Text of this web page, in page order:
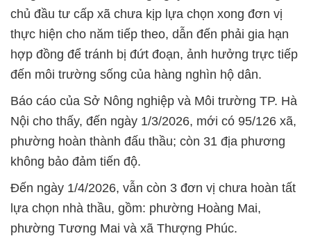
chủ đầu tư cấp xã chưa kịp lựa chọn xong đơn vị
thực hiện cho năm tiếp theo, dẫn đến phải gia hạn
hợp đồng để tránh bị đứt đoạn, ảnh hưởng trực tiếp
đến môi trường sống của hàng nghìn hộ dân.
Báo cáo của Sở Nông nghiệp và Môi trường TP. Hà
Nội cho thấy, đến ngày 1/3/2026, mới có 95/126 xã,
phường hoàn thành đấu thầu; còn 31 địa phương
không bảo đảm tiến độ.
Đến ngày 1/4/2026, vẫn còn 3 đơn vị chưa hoàn tất
lựa chọn nhà thầu, gồm: phường Hoàng Mai,
phường Tương Mai và xã Thượng Phúc.